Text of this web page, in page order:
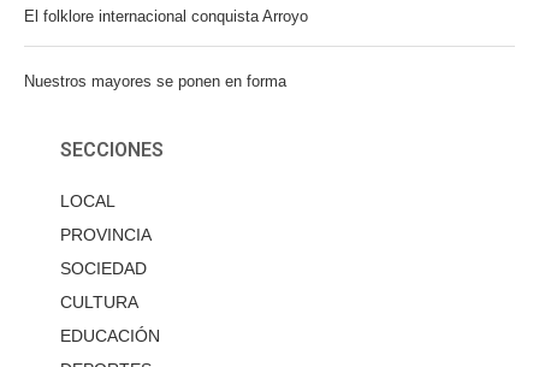
El folklore internacional conquista Arroyo
Nuestros mayores se ponen en forma
SECCIONES
LOCAL
PROVINCIA
SOCIEDAD
CULTURA
EDUCACIÓN